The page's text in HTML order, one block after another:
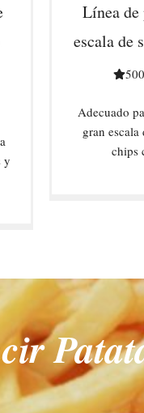
y
Línea de
escala de
Adecuado
gran escala
chips